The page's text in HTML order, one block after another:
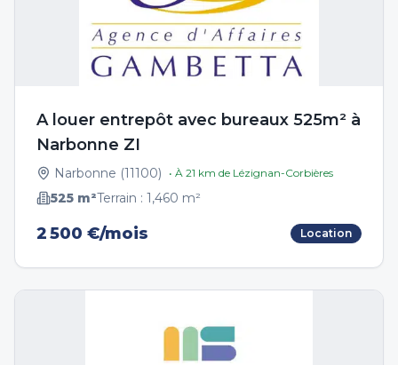
A louer entrepôt avec bureaux 525m² à
Narbonne ZI
Narbonne (11100) • À 21 km de Lézignan-Corbières
525 m²Terrain : 1,460 m²
2 500 €/mois Location